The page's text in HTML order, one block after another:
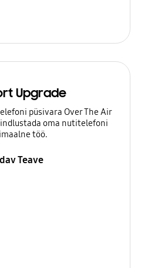
Upgrade
püsivara Over The Air
oma nutitelefoni
töö.
Teave